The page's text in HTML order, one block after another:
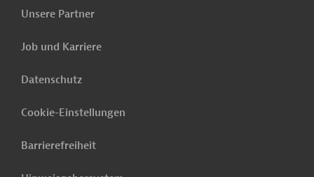
Unsere Partner
Job und Karriere
Datenschutz
Cookie-Einstellungen
Barrierefreiheit